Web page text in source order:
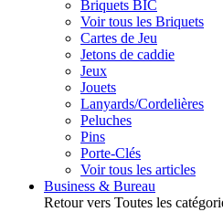
Briquets BIC
Voir tous les Briquets
Cartes de Jeu
Jetons de caddie
Jeux
Jouets
Lanyards/Cordelières
Peluches
Pins
Porte-Clés
Voir tous les articles
Business & Bureau
Retour vers Toutes les